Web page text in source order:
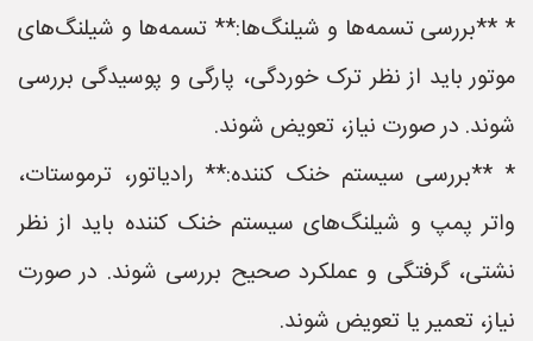
* **بررسی تسمه‌ها و شیلنگ‌ها:** تسمه‌ها و شیلنگ‌های
موتور باید از نظر ترک خوردگی، پارگی و پوسیدگی بررسی
شوند. در صورت نیاز، تعویض شوند.
* **بررسی سیستم خنک کننده:** رادیاتور، ترموستات،
واتر پمپ و شیلنگ‌های سیستم خنک کننده باید از نظر
نشتی، گرفتگی و عملکرد صحیح بررسی شوند. در صورت
نیاز، تعمیر یا تعویض شوند.